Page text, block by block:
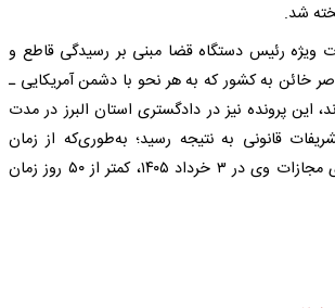
شد.
ویژه رئیس دستگاه قضا مبنی بر رسیدگی قاطع و
خائن به کشور که به هر نحو با دشمن آمریکایی ـ
این پرونده نیز در دادگستری استان البرز در مدت
قانونی به نتیجه رسید؛ به‌طوری‌که از زمان
دستگیری متهم تا اجرای مجازات وی در ۳ خرداد ۱۴۰۵، کمتر از ۵۰ روز زمان